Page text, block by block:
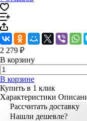
2 279 ₽
В корзину
В корзине
Купить в 1 клик
Характеристики
Рассчитать доставку
Нашли дешевле?